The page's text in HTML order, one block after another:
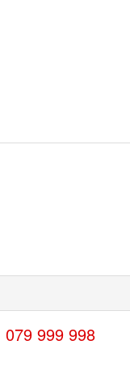
079 999 998